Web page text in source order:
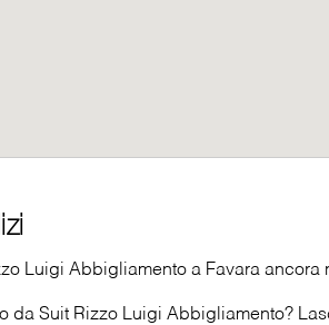
Luigi Abbigliamento a Favara ancora
da Suit Rizzo Luigi Abbigliamento?